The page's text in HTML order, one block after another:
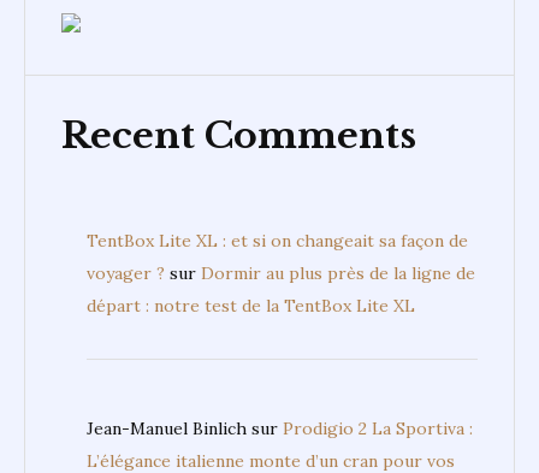
Recent Comments
TentBox Lite XL : et si on changeait sa façon de
voyager ? sur Dormir au plus près de la ligne de
départ : notre test de la TentBox Lite XL
Jean-Manuel Binlich sur Prodigio 2 La Sportiva :
L’élégance italienne monte d’un cran pour vos